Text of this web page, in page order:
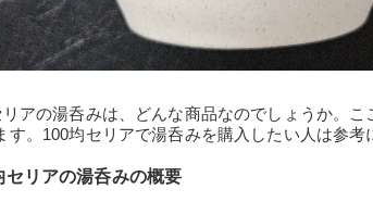
リアの湯呑みは、どんな商品なのでしょうか。
す。100均セリアで湯呑みを購入したい人は参考
セリアの湯呑みの概要